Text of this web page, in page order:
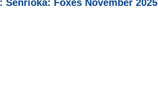
: Senrioka: Foxes November 2025